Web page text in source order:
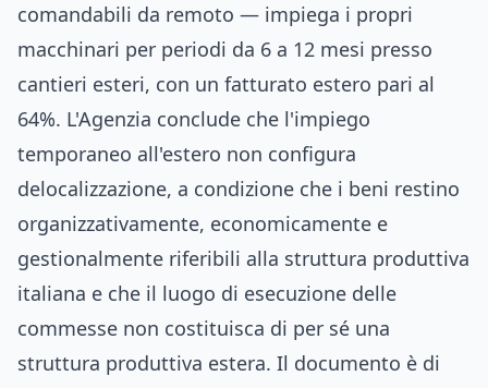
comandabili da remoto — impiega i propri
macchinari per periodi da 6 a 12 mesi presso
cantieri esteri, con un fatturato estero pari al
64%. L'Agenzia conclude che l'impiego
temporaneo all'estero non configura
delocalizzazione, a condizione che i beni restino
organizzativamente, economicamente e
gestionalmente riferibili alla struttura produttiva
italiana e che il luogo di esecuzione delle
commesse non costituisca di per sé una
struttura produttiva estera. Il documento è di